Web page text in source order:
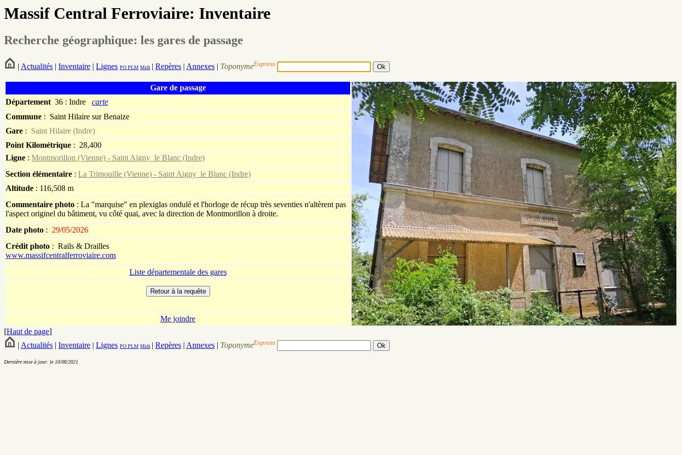
Massif Central Ferroviaire: Inventaire
Recherche géographique: les gares de passage
| Actualités | Inventaire | Lignes PO PLM Midi | Repères | Annexes | ToponymeExpress
Gare de passage
Département 36 : Indre carte
Commune : Saint Hilaire sur Benaize
Gare : Saint Hilaire (Indre)
Point Kilométrique : 28,400
Ligne : Montmorillon (Vienne) - Saint Aigny_le Blanc (Indre)
Section élémentaire : La Trimouille (Vienne) - Saint Aigny_le Blanc (Indre)
Altitude : 116,508 m
Commentaire photo : La "marquise" en plexiglas ondulé et l'horloge de récup très seventies n'altèrent pas
l'aspect originel du bâtiment, vu côté quai, avec la direction de Montmorillon à droite.
Date photo : 29/05/2026
Crédit photo : Rails & Drailles
www.massifcentralferroviaire.com
Liste départementale des gares
Me joindre
[Haut de page]
| Actualités | Inventaire | Lignes PO PLM Midi | Repères | Annexes | ToponymeExpress
Dernière mise à jour: le 10/08/2021